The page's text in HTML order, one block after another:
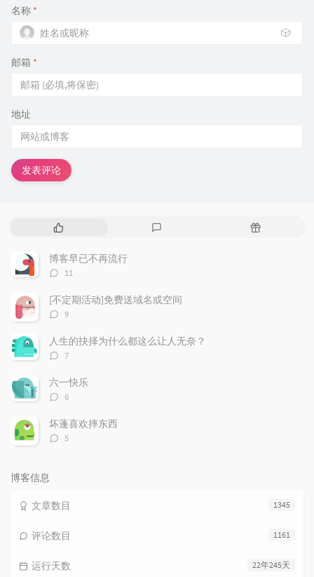
名称 *
🎲
邮箱 *
地址
发表评论
热
文
章
随
博客早已不再流行
评
数：
11
[不定期活动]免费送域名或空间
评
数：
9
人生的抉择为什么都这么让人无奈？
评
数：
7
六一快乐
评
数：
6
坏蓬喜欢摔东西
评
5
博客信息
1345
文章数目
1161
评论数目
22年245天
运行天数